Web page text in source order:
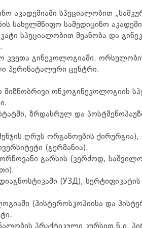
აკადემიაში სპეციალობით
სახელმწიფო სამედიცინო
სპეციალობით მეანობა და
კვეთა გინეკოლოგიაში.
პერინატალური ცენტრი.
ონკოგინეკოლოგიის
ზრდასრულ და
ღრუს ორგანოების
(გერმანია).
გარსის (კერძოდ,
(УЗД),
(ჰისტეროსკოპიისა და
პრაქტიკული კურსით.ნ.ი.